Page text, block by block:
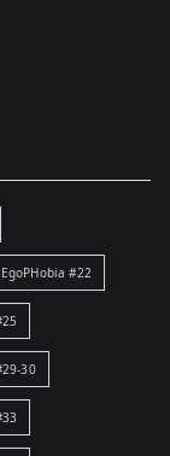
EgoPHobia #22
30